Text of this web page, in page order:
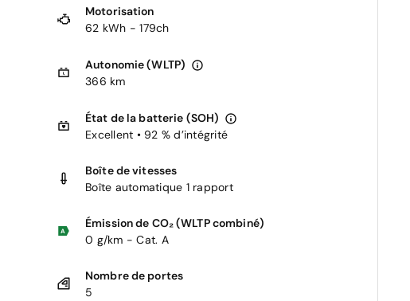
Motorisation
62 kWh - 179ch
Autonomie (WLTP)
366 km
État de la batterie (SOH)
Excellent • 92 % d’intégrité
Boîte de vitesses
Boîte automatique 1 rapport
Émission de CO₂ (WLTP combiné)
0 g/km - Cat. A
Nombre de portes
5